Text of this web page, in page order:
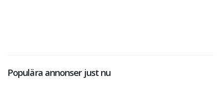
Populära annonser just nu